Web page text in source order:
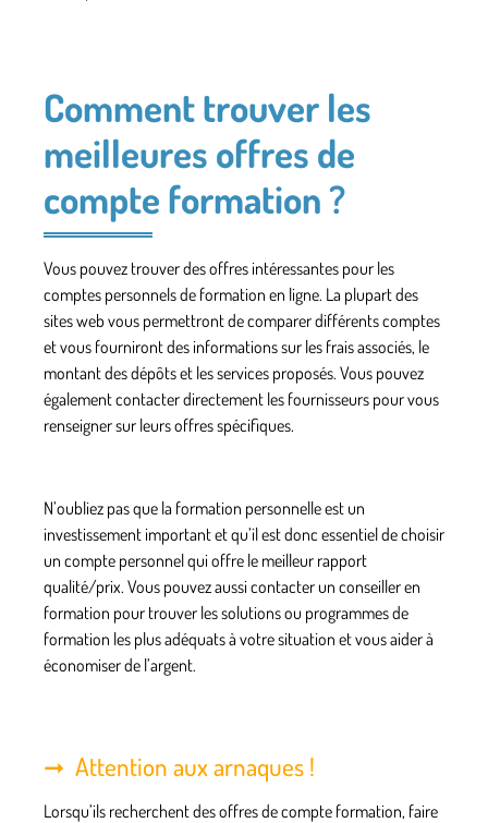
Comment trouver les
meilleures offres de
compte formation ?
Vous pouvez trouver des offres intéressantes pour les
comptes personnels de formation en ligne. La plupart des
sites web vous permettront de comparer différents comptes
et vous fourniront des informations sur les frais associés, le
montant des dépôts et les services proposés. Vous pouvez
également contacter directement les fournisseurs pour vous
renseigner sur leurs offres spécifiques.
N’oubliez pas que la formation personnelle est un
investissement importantet qu’il est donc essentiel de choisir
un compte personnel qui offre le meilleur rapport
qualité/prix. Vous pouvez aussi contacter un conseiller en
formation pour trouver les solutions ou programmes de
formation les plus adéquats à votre situation et vous aider à
économiser de l’argent.
Attention aux arnaques !
Lorsqu’ils recherchent des offres de compte formation, faire